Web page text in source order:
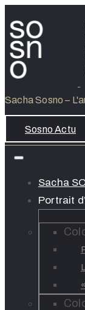
Sacha Sosno –
Sosno Actu
Sacha
Portrait